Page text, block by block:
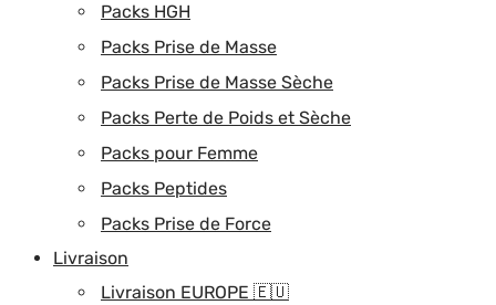
Packs HGH
Packs Prise de Masse
Packs Prise de Masse Sèche
Packs Perte de Poids et Sèche
Packs pour Femme
Packs Peptides
Packs Prise de Force
Livraison
Livraison EUROPE 🇪🇺